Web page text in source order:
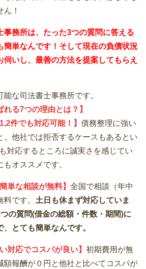
！
務所は、 たった3つの質問に答える
簡単なんです！そして現在の負債状況
伺いし、最善の方法を提案してもらえ
な司法書士事務所です。
れる7つの理由とは？】
件でも対応可能！】 債務整理に強い
。他社では拒否するケースもあるとい
対応するところに誠実さを感じてい
オススメです。
単な相談が無料】 全国で相談（年中
です。 土日も休まず対応していま
の質問(借金の総額・件数・期間)に
とても簡単なんです。
対応でコスパが良い】 初期費用が無
額報酬が０円と他社と比べてコスパが